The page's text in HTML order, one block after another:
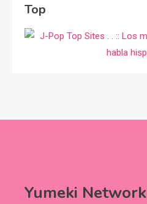
Top
Yumeki Network